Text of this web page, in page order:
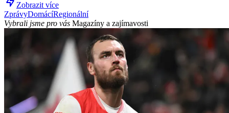
Zobrazit více
ZprávyDomácíRegionální
Vybrali jsme pro vás Magazíny a zajímavosti